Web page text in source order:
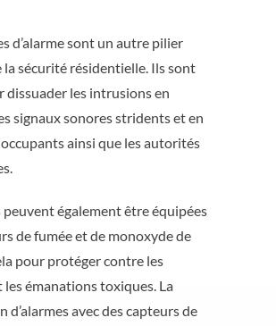
d’alarme sont un autre pilier
la sécurité résidentielle. Ils sont
dissuader les intrusions en
signaux sonores stridents et en
ainsi que les autorités
peuvent également être équipées
de fumée et de monoxyde de
pour protéger contre les
les émanations toxiques. La
d’alarmes avec des capteurs de